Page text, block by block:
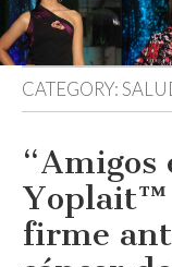
CATEGORY:
“Amigos
Yoplait™
firme